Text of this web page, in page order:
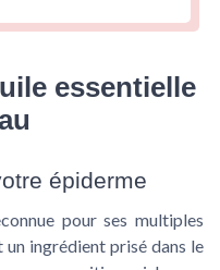
essentielle
épiderme
pour ses multiples
ingrédient prisé dans le